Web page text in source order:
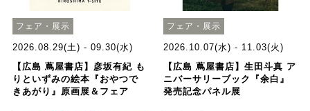
フェア・展示
2026.08.29(土) - 09.30(水)
【広島 蔦屋書店】彦坂有紀 も
りといずみの絵本『おやつで
きあがり』原画展＆フェア
フェア・展示
2026.10.07(水) - 11.03(火)
【広島 蔦屋書店】生田斗真 ア
ニバーサリーブック『余白』
発売記念パネル展